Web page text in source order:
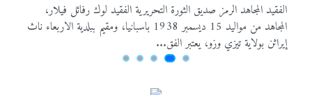
الفقيد المجاهد الرمز صديق الثورة التحريرية الفقيد لوك رفائل فيلار،
المجاهد من مواليد 15 ديسمبر 1938 باسبانيا، ومقيم ببلدية الاربعاء ناث
إيراثن بولاية تيزي وزو، يعتبر الفق...